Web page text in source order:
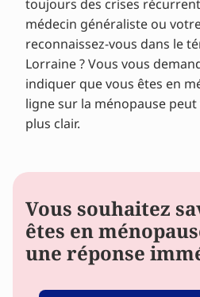
toujours des crises
médecin généraliste ou
reconnaissez-vous dans le
Lorraine ? Vous vous
indiquer que vous êtes en
ligne sur la ménopause
plus clair.
Vous souhaitez
êtes en
une réponse